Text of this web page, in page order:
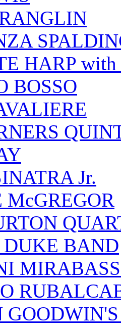
HARP
BOSSO
Jr.
McGREGOR
DUKE BAND